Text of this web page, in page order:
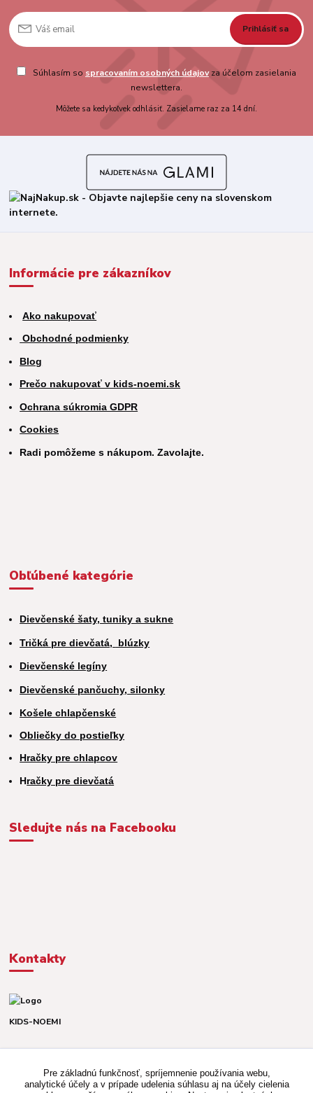
Prihlásiť sa
Súhlasím so spracovaním osobných údajovza účelom zasielania
newslettera.
Môžete sa kedykoľvek odhlásiť. Zasielame raz za 14 dní.
Informácie pre zákazníkov
Ako nakupovať
Obchodné podmienky
Blog
Prečo nakupovať v kids-noemi.sk
Ochrana súkromia GDPR
Cookies
Radi pomôžeme s nákupom. Zavolajte.
Obľúbené kategórie
Dievčenské šaty, tuniky a sukne
Tričká pre dievčatá, blúzky
Dievčenské legíny
Dievčenské pančuchy, silonky
Košele chlapčenské
Obliečky do postieľky
Hračky pre chlapcov
Hračky pre dievčatá
Sledujte nás na Facebooku
Kontakty
KIDS-NOEMI
(Po-Pia, 8-16 hod.)
Pre základnú funkčnosť, spríjemnenie používania webu,
analytické účely a v prípade udelenia súhlasu aj na účely cielenia